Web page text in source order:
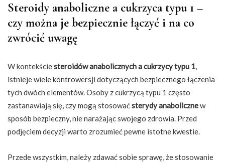
Steroidy anaboliczne a cukrzyca typu 1 –
czy można je bezpiecznie łączyć i na co
zwrócić uwagę
W kontekściesteroidów anabolicznych a cukrzycy typu 1,
istnieje wiele kontrowersji dotyczących bezpiecznego łączenia
tych dwóch elementów. Osoby z cukrzycą typu 1 często
zastanawiają się, czy mogą stosowaćsterydy anabolicznew
sposób bezpieczny, nie narażając swojego zdrowia. Przed
podjęciem decyzji warto zrozumieć pewne istotne kwestie.
Przede wszystkim, należy zdawać sobie sprawę, że stosowanie